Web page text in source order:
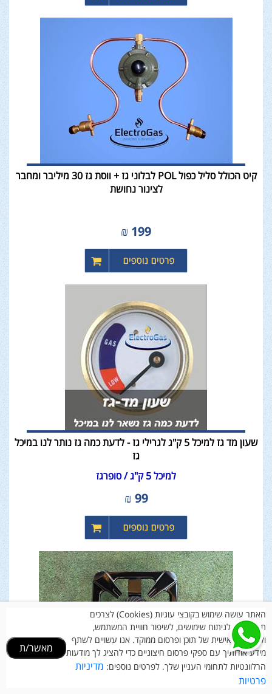
קיט הכולל סליל כפול POL לבלוני גז + ווסת גז 30 מיליבר ומחבר
לצינור נחושת
199
₪
שעון מד גז למיכל 5 ק"ג לגרילי גז - לדעת כמה גז נותר לנו במיכל
גז
למיכל 5 ק"ג / סופרגז
99
₪
האתר עושה שימוש בקובצי עוגיות (Cookies) לצרכים
תפעוליים, לניתוח שימושים, לשיפור חוויית המשתמש,
ולהתאמה אישית של תוכן ופרסום ממוקד. אנו עשויים לשתף
מידע אודותיך עם ספקי פרסום חיצוניים כדי להציג לך מודעות
הרלוונטיות לתחומי העניין שלך. לפרטים נוספים: מדיניות
פרטיות
מאשר/ת